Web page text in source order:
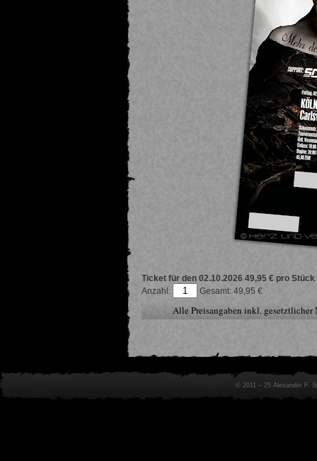
Ticket für den 02.10.2026 49,95 € pro Stück
Anzahl:
49,95
Alle Preisangaben inkl.
© 2011 – 25 Alexander F.